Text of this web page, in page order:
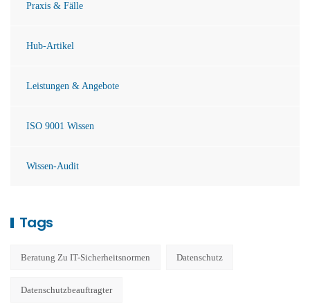
Praxis & Fälle
Hub-Artikel
Leistungen & Angebote
ISO 9001 Wissen
Wissen-Audit
Tags
Beratung Zu IT-Sicherheitsnormen Datenschutz
Datenschutzbeauftragter